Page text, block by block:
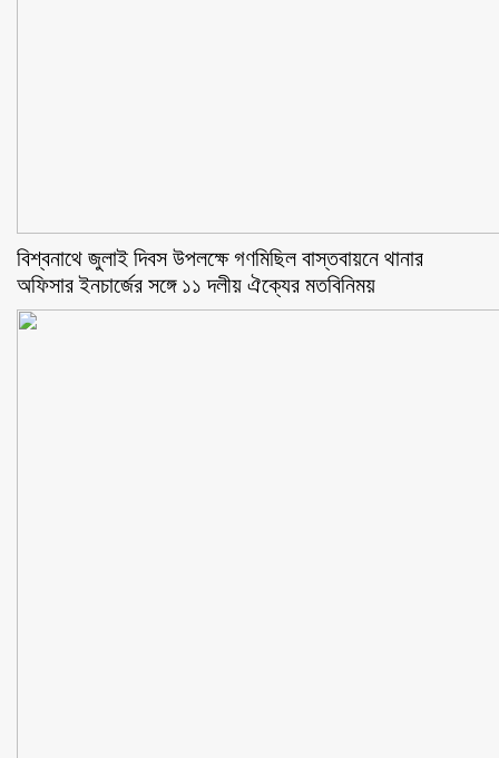
বিশ্বনাথে জুলাই দিবস উপলক্ষে গণমিছিল বাস্তবায়নে থানার
অফিসার ইনচার্জের সঙ্গে ১১ দলীয় ঐক্যের মতবিনিময়